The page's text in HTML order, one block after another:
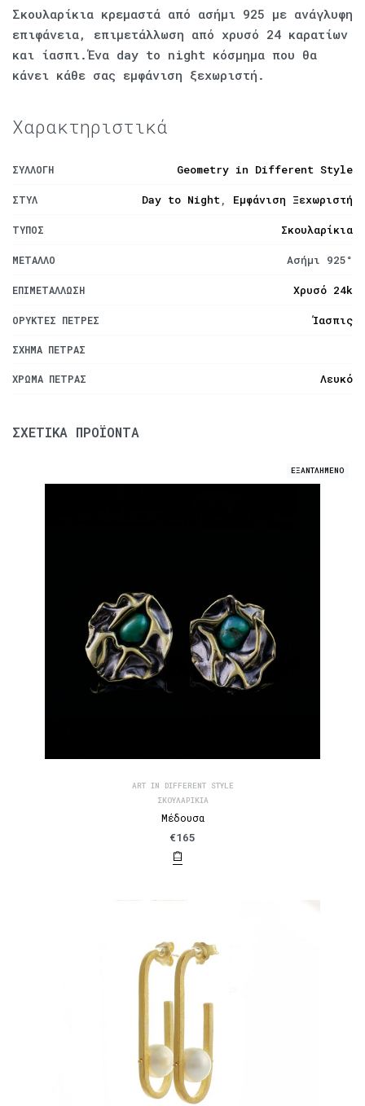
Σκουλαρίκια κρεμαστά από ασήμι 925 με ανάγλυφη
επιφάνεια, επιμετάλλωση από χρυσό 24 καρατίων
και ίασπι.Ένα day to night κόσμημα που θα
κάνει κάθε σας εμφάνιση ξεχωριστή.
Χαρακτηριστικά
ΣΥΛΛΟΓΉ Geometry in Different Style
ΣΤΥΛ Day to Night, Εμφάνιση Ξεχωριστή
ΤΎΠΟΣ Σκουλαρίκια
ΜΈΤΑΛΛΟ Ασήμι 925°
ΕΠΙΜΕΤΆΛΛΩΣΗ Χρυσό 24k
ΟΡΥΚΤΈΣ ΠΈΤΡΕΣ Ίασπις
ΣΧΉΜΑ ΠΈΤΡΑΣ
ΧΡΏΜΑ ΠΈΤΡΑΣ Λευκό
ΣΧΕΤΙΚΆ ΠΡΟΪΌΝΤΑ
ΕΞΑΝΤΛΗΜΕΝΟ
ART IN DIFFERENT STYLE
ΣΚΟΥΛΑΡΊΚΙΑ
Μέδουσα
€165